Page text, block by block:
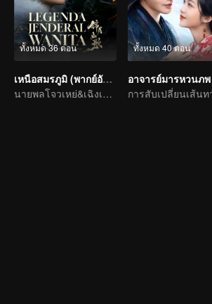
ทั้งหมด 36 ตอน
เหนือสมรภูมิ (พากย์อังกฤษ)
นายพลโจวเหย่&เฉิงเหล่ยปกป้องประเทศ
ทั้งหมด 40 ตอน
อาจารย์มารหวนภพ